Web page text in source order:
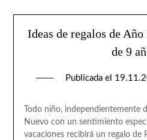
Ideas de regalos de
de 9
Publicada el
Todo niño, independientemente
Nuevo con un sentimiento
vacaciones recibirá un regalo de